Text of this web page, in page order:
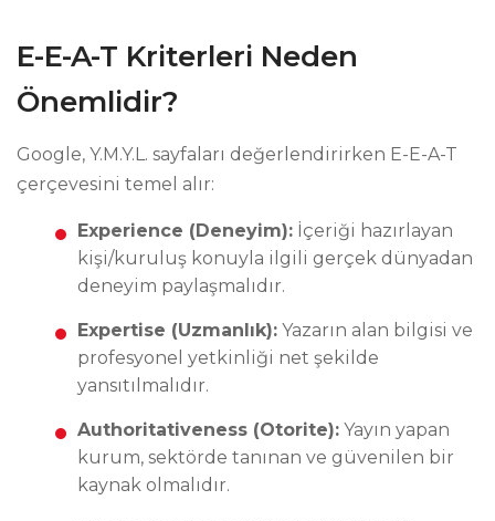
E-E-A-T Kriterleri Neden
Önemlidir?
Google, Y.M.Y.L. sayfaları değerlendirirken E-E-A-T
çerçevesini temel alır:
Experience (Deneyim): İçeriği hazırlayan
kişi/kuruluş konuyla ilgili gerçek dünyadan
deneyim paylaşmalıdır.
Expertise (Uzmanlık): Yazarın alan bilgisi ve
profesyonel yetkinliği net şekilde
yansıtılmalıdır.
Authoritativeness (Otorite): Yayın yapan
kurum, sektörde tanınan ve güvenilen bir
kaynak olmalıdır.